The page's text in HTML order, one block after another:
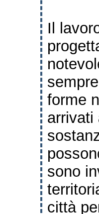
Il
forme
arrivati
sono
città